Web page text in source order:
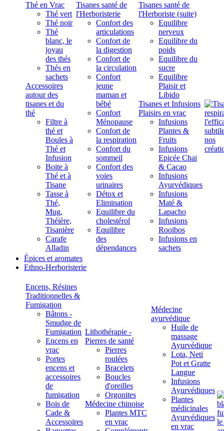
Thé en Vrac
Thé vert
Thé noir
Thé
blanc, le
joyau
des thés
Thés en
sachets
Accessoires
autour des
tisanes et du
thé
Filtre à
thé et
Boules à
Thé et
Infusion
Boite à
Thé et à
Tisane
Tasse à
Thé,
Mug,
Théière,
Tisanière
Carafe
Alladin
Tisanes santé de
l'Herboristerie
Confort des
articulations
Confort de
la digestion
Confort de
la circulation
Confort
jeune
maman et
bébé
Confort
Ménopause
Confort de
la respiration
Confort du
sommeil
Confort des
voies
urinaires
Détox et
Elimination
Equilibre du
cholestérol
Equilibre
des
dépendances
Tisanes santé de
l'Herboriste (suite)
Equilibre
nerveux
Equilibre du
poids
Equilibre du
sucre
Equilibre
Plaisir et
Libido
Tisanes et Infusions
Plaisirs en vrac
Infusions
Plantes &
Fruits
Infusions
Epicée Chai
& Cacao
Infusions
Ayurvédiques
Infusions
Maté &
Lapacho
Infusions
Rooibos
Infusions en
sachets
Épices et aromates
Ethno-Herboristerie
Encens, Résines
Traditionnelles &
Fumigation
Bâtons -
Smudge de
Fumigation
Encens en
vrac
Portes
encens et
accessoires
de
fumigation
Bois de
Cade &
Accessoires
Lithothérapie -
Pierres de santé
Pierres
roulées
Bracelets
Boucles
d'oreilles
Orgonites
Médecine chinoise
Plantes MTC
en vrac
Médecine
ayurvédique
Huile de
massage
Ayurvédique
Lota, Neti
Pot et Gratte
Langue
Infusions
Ayurvédiques
Plantes
médicinales
Ayurvédiques
en vrac